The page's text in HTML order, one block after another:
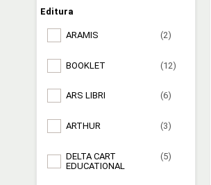
Editura
ARAMIS (2)
BOOKLET (12)
ARS LIBRI (6)
ARTHUR (3)
DELTA CART
EDUCATIONAL
(5)